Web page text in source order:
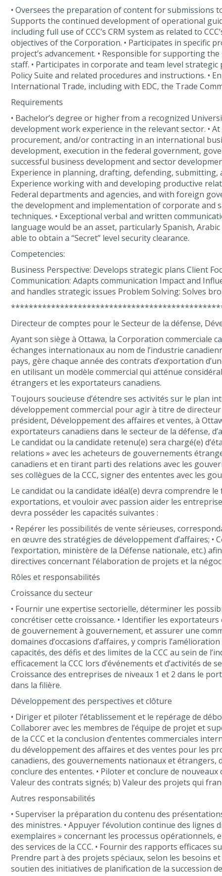
• Oversees the preparation of content for submissions
Supports the continued development of operational
including full use of CCC’s CRM system as related to
objectives of the Corporation. • Participates in specific
project’s advancement. • Responsible for supporting
staff. • Participates in corporate and team level
Policy Suite and related procedures and instructions. •
International Trade, including with EDC, the Trade
Requirements
• Bachelor’s degree or higher from a recognized
development work experience in the relevant sector. •
procurement, and/or contracting in an international
development, execution in the federal government,
successful business development and sector
Experience in planning, drafting, defending,
Experience working with and developing productive
Federal departments and agencies, and with foreign
the development and implementation of corporate and
techniques. • Exceptional verbal and written
language would be an asset, particularly Spanish,
able to obtain a “Secret” level security clearance.
Competencies:
Business Perspective: Develops strategic plans Client
Communication: Adapts communication Impact and
and handles strategic issues Problem Solving: Solves
Directeur de comptes pour le Secteur de la défense,
Ayant son siège à Ottawa, la Corporation commerciale
échanges internationaux au nom de l’industrie
pays, gère chaque année des contrats d’exportation
en utilisant un modèle commercial qui atténue
étrangers et les exportateurs canadiens.
Toujours soucieuse d’étendre ses activités sur le plan
développement commercial pour agir à titre de
président, Développement des affaires et ventes, à
exportateurs canadiens dans le secteur de la défense,
Le candidat ou la candidate retenu(e) sera chargé(e)
relations » avec les acheteurs de gouvernements
canadiens et en tirant parti des relations avec les
ses collègues de la CCC, signer des ententes avec les
Le candidat ou la candidate idéal(e) devra comprendre
exportations, et vouloir avec passion aider les
devra posséder les capacités suivantes :
• Repérer les possibilités de vente sérieuses,
en œuvre des stratégies de développement d’affaires;
l’exportation, ministère de la Défense nationale, etc.)
directives concernant l’élaboration de projets et la
Rôles et responsabilités
Croissance du secteur
• Fournir une expertise sectorielle, déterminer les
concrétiser cette croissance. • Identifier les
de gouvernement à gouvernement, et assurer une
domaines d’occasions d’affaires, y compris
capacités, des défis et des limites de la CCC au sein de
efficacement la CCC lors d’événements et d’activités
Croissance des entreprises de niveaux 1 et 2 dans le
dans la filière.
Développement des perspectives et clôture
• Diriger et piloter l’établissement et le repérage de
Collaborer avec les membres de l’équipe de projet et
de la CCC et la conclusion d’ententes commerciales
du développement des affaires et des ventes pour les
canadiens, des gouvernements nationaux et
conclure des ententes. • Piloter et conclure de
Valeur des contrats signés; b) Valeur des projets qui
Autres responsabilités
• Superviser la préparation du contenu des
des ministres. • Appuyer l’évolution continue des
exemplaires » concernant les processus opérationnels,
des services de la CCC. • Fournir des rapports efficaces
Prendre part à des projets spéciaux, selon les besoins
soutien des initiatives de planification de la succession